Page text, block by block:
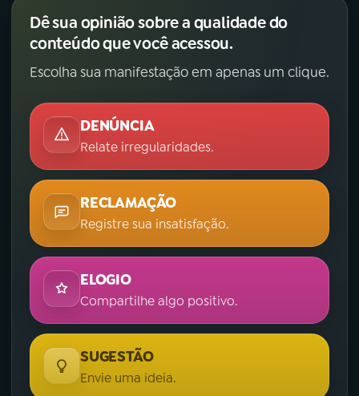
Dê sua opinião sobre a qualidade do
conteúdo que você acessou.
Escolha sua manifestação em apenas um clique.
DENÚNCIA
Relate irregularidades.
RECLAMAÇÃO
Registre sua insatisfação.
ELOGIO
Compartilhe algo positivo.
SUGESTÃO
Envie uma ideia.